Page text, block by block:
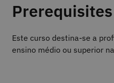
Prerequisites
Este curso destina-se a
ensino médio ou superior